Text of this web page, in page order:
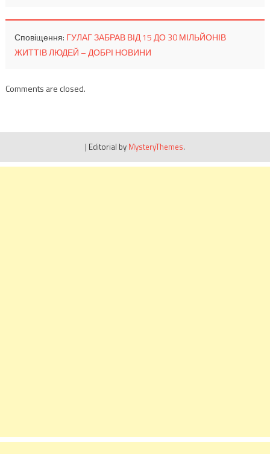
Сповіщення: ГУЛАГ ЗАБРАВ ВІД 15 ДО 30 МІЛЬЙОНІВ
ЖИТТІВ ЛЮДЕЙ – ДОБРІ НОВИНИ
Comments are closed.
| Editorial by MysteryThemes.